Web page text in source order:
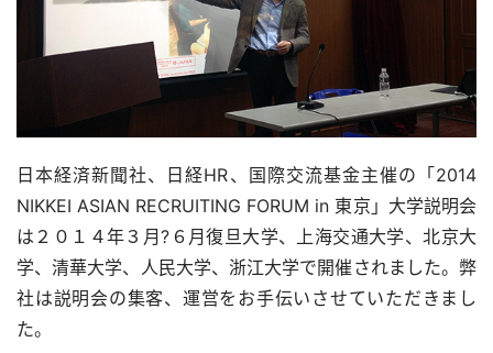
日本経済新聞社、日経HR、国際交流基金主催の「2014
NIKKEI ASIAN RECRUITING FORUM in 東京」大学説明会
は２０１４年３月?６月復旦大学、上海交通大学、北京大
学、清華大学、人民大学、浙江大学で開催されました。弊
社は説明会の集客、運営をお手伝いさせていただきまし
た。